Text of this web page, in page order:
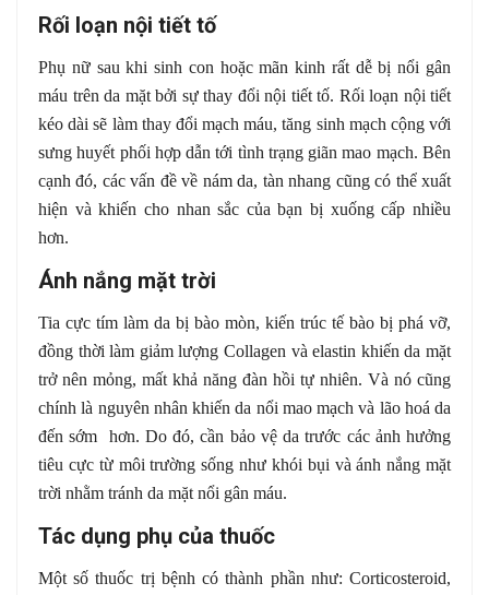
Rối loạn nội tiết tố
Phụ nữ sau khi sinh con hoặc mãn kinh rất dễ bị nổi gân
máu trên da mặt bởi sự thay đổi nội tiết tố. Rối loạn nội tiết
kéo dài sẽ làm thay đổi mạch máu, tăng sinh mạch cộng với
sưng huyết phối hợp dẫn tới tình trạng giãn mao mạch. Bên
cạnh đó, các vấn đề về nám da, tàn nhang cũng có thể xuất
hiện và khiến cho nhan sắc của bạn bị xuống cấp nhiều
hơn.
Ánh nắng mặt trời
Tia cực tím làm da bị bào mòn, kiến trúc tế bào bị phá vỡ,
đồng thời làm giảm lượng Collagen và elastin khiến da mặt
trở nên mỏng, mất khả năng đàn hồi tự nhiên. Và nó cũng
chính là nguyên nhân khiến da nổi mao mạch và lão hoá da
đến sớm hơn. Do đó, cần bảo vệ da trước các ảnh hưởng
tiêu cực từ môi trường sống như khói bụi và ánh nắng mặt
trời nhằm tránh da mặt nổi gân máu.
Tác dụng phụ của thuốc
Một số thuốc trị bệnh có thành phần như: Corticosteroid,